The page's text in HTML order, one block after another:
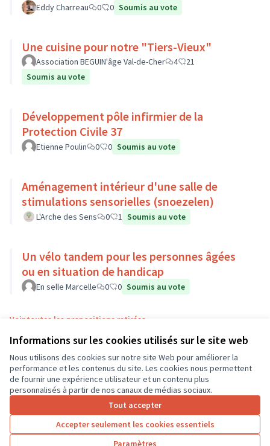
Informations sur les cookies utilisés sur le site web
Nous utilisons des cookies sur notre site Web pour améliorer la
performance et les contenus du site. Les cookies nous permettent
de fournir une expérience utilisateur et un contenu plus
personnalisés à partir de nos canaux de médias sociaux.
Tout accepter
Accepter seulement les cookies essentiels
Paramètres
Eddy Charreau 0 0 Soumis au vote
Une cuisine pour notre "Tiers-Vieux"
Association BEGUIN'âge Val-de-Cher 4
21
Soumis au vote
Développement pôle infirmier de la
Protection Civile 37
Etienne Poulin 0 0 Soumis au vote
Aménagement intérieur d'une salle de
stimulations sensorielles (snoezelen)
L'Arche des Sens 0 1 Soumis au vote
Un vélo tandem pour les personnes âgées
ou en situation de handicap
En selle Marcelle 0 0 Soumis au vote
Voir toutes les propositions retirées
Conditions d'utilisation
Paramètres des cookies
CD37 sur X
(Lien externe)
CD37 sur Facebook
CD37 sur Instagram
CD37 sur YouTube
(Lien externe)
Licence
(Lien